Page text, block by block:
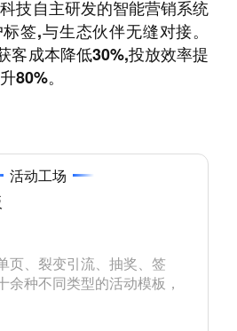
技自主研发的智能营销系统
签,与生态伙伴无缝对接。
客成本降低30%,投放效率提
80%。
活动工场
页、裂变引流、抽奖、签
余种不同类型的活动模板，